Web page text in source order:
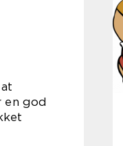
en god